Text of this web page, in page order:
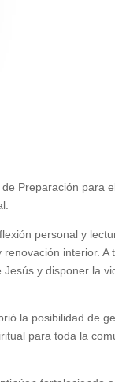
Preparación para
personal y
interior. A
y disponer la
la posibilidad de
para toda la